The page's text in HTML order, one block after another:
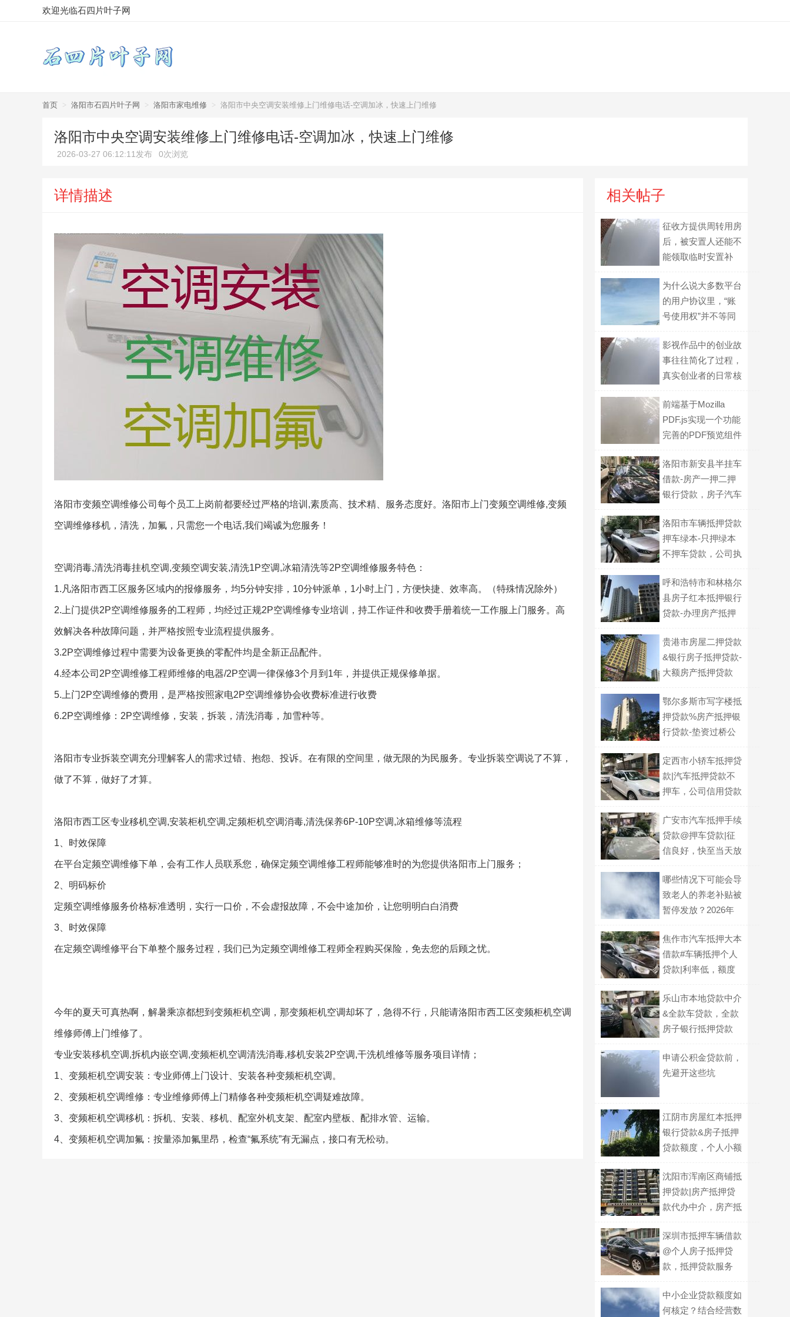
欢迎光临石四片叶子网
首页 > 洛阳市石四片叶子网 > 洛阳市家电维修 > 洛阳市中央空调安装维修上门维修电话-空调加冰，快速上门维修
洛阳市中央空调安装维修上门维修电话-空调加冰，快速上门维修
2026-03-27 06:12:11发布 0次浏览
详情描述
洛阳市变频空调维修公司每个员工上岗前都要经过严格的培训,素质高、技术精、服务态度好。洛阳市上门变频空调维修,变频
空调维修移机，清洗，加氟，只需您一个电话,我们竭诚为您服务！
空调消毒,清洗消毒挂机空调,变频空调安装,清洗1P空调,冰箱清洗等2P空调维修服务特色：
1.凡洛阳市西工区服务区域内的报修服务，均5分钟安排，10分钟派单，1小时上门，方便快捷、效率高。（特殊情况除外）
2.上门提供2P空调维修服务的工程师，均经过正规2P空调维修专业培训，持工作证件和收费手册着统一工作服上门服务。高
效解决各种故障问题，并严格按照专业流程提供服务。
3.2P空调维修过程中需要为设备更换的零配件均是全新正品配件。
4.经本公司2P空调维修工程师维修的电器/2P空调一律保修3个月到1年，并提供正规保修单据。
5.上门2P空调维修的费用，是严格按照家电2P空调维修协会收费标准进行收费
6.2P空调维修：2P空调维修，安装，拆装，清洗消毒，加雪种等。
洛阳市专业拆装空调充分理解客人的需求过错、抱怨、投诉。在有限的空间里，做无限的为民服务。专业拆装空调说了不算，
做了不算，做好了才算。
洛阳市西工区专业移机空调,安装柜机空调,定频柜机空调消毒,清洗保养6P-10P空调,冰箱维修等流程
1、时效保障
在平台定频空调维修下单，会有工作人员联系您，确保定频空调维修工程师能够准时的为您提供洛阳市上门服务；
2、明码标价
定频空调维修服务价格标准透明，实行一口价，不会虚报故障，不会中途加价，让您明明白白消费
3、时效保障
在定频空调维修平台下单整个服务过程，我们已为定频空调维修工程师全程购买保险，免去您的后顾之忧。
今年的夏天可真热啊，解暑乘凉都想到变频柜机空调，那变频柜机空调却坏了，急得不行，只能请洛阳市西工区变频柜机空调
维修师傅上门维修了。
专业安装移机空调,拆机内嵌空调,变频柜机空调清洗消毒,移机安装2P空调,干洗机维修等服务项目详情；
1、变频柜机空调安装：专业师傅上门设计、安装各种变频柜机空调。
2、变频柜机空调维修：专业维修师傅上门精修各种变频柜机空调疑难故障。
3、变频柜机空调移机：拆机、安装、移机、配室外机支架、配室内壁板、配排水管、运输。
4、变频柜机空调加氟：按量添加氟里昂，检查“氟系统”有无漏点，接口有无松动。
相关帖子
征收方提供周转用房
后，被安置人还能不
能领取临时安置补
为什么说大多数平台
的用户协议里，“账
号使用权”并不等同
产？
影视作品中的创业故
事往往简化了过程，
真实创业者的日常核
前端基于Mozilla
PDF.js实现一个功能
完善的PDF预览组件
洛阳市新安县半挂车
借款-房产一押二押
银行贷款，房子汽车
洛阳市车辆抵押贷款
押车绿本-只押绿本
不押车贷款，公司执
呼和浩特市和林格尔
县房子红本抵押银行
贷款-办理房产抵押
款，利息低
贵港市房屋二押贷款
&银行房子抵押贷款-
大额房产抵押贷款
鄂尔多斯市写字楼抵
押贷款%房产抵押银
行贷款-垫资过桥公
定西市小轿车抵押贷
款|汽车抵押贷款不
押车，公司信用贷款
广安市汽车抵押手续
贷款@押车贷款|征
信良好，快至当天放
哪些情况下可能会导
致老人的养老补贴被
暂停发放？2026年
焦作市汽车抵押大本
借款#车辆抵押个人
贷款|利率低，额度
乐山市本地贷款中介
&全款车贷款，全款
房子银行抵押贷款
申请公积金贷款前，
先避开这些坑
江阴市房屋红本抵押
银行贷款&房子抵押
贷款额度，个人小额
沈阳市浑南区商铺抵
押贷款|房产抵押贷
款代办中介，房产抵
深圳市抵押车辆借款
@个人房子抵押贷
款，抵押贷款服务
中小企业贷款额度如
何核定？结合经营数